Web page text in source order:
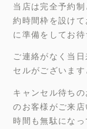
当店は完全予約
約時間枠を設け
に準備をしてお待
ご連絡がなく当
セルがございます
キャンセル待ち
のお客様がご来
時間も無駄になっ